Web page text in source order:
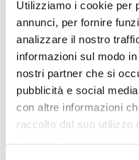
Utilizziamo i cookie per
annunci, per fornire
analizzare il nostro
informazioni sul modo
nostri partner che si
pubblicità e social
con altre informazioni
raccolto dal suo utilizzo
modo creativo e
I laboratori sono a
prenotazione
esaurimento
effettuabili su
Per informazioni è